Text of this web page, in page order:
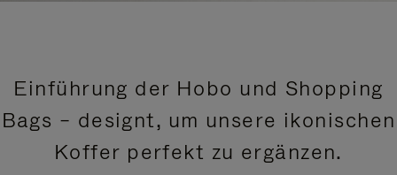
Einführung der Hobo und Shopping
Bags – designt, um unsere ikonischen
Koffer perfekt zu ergänzen.